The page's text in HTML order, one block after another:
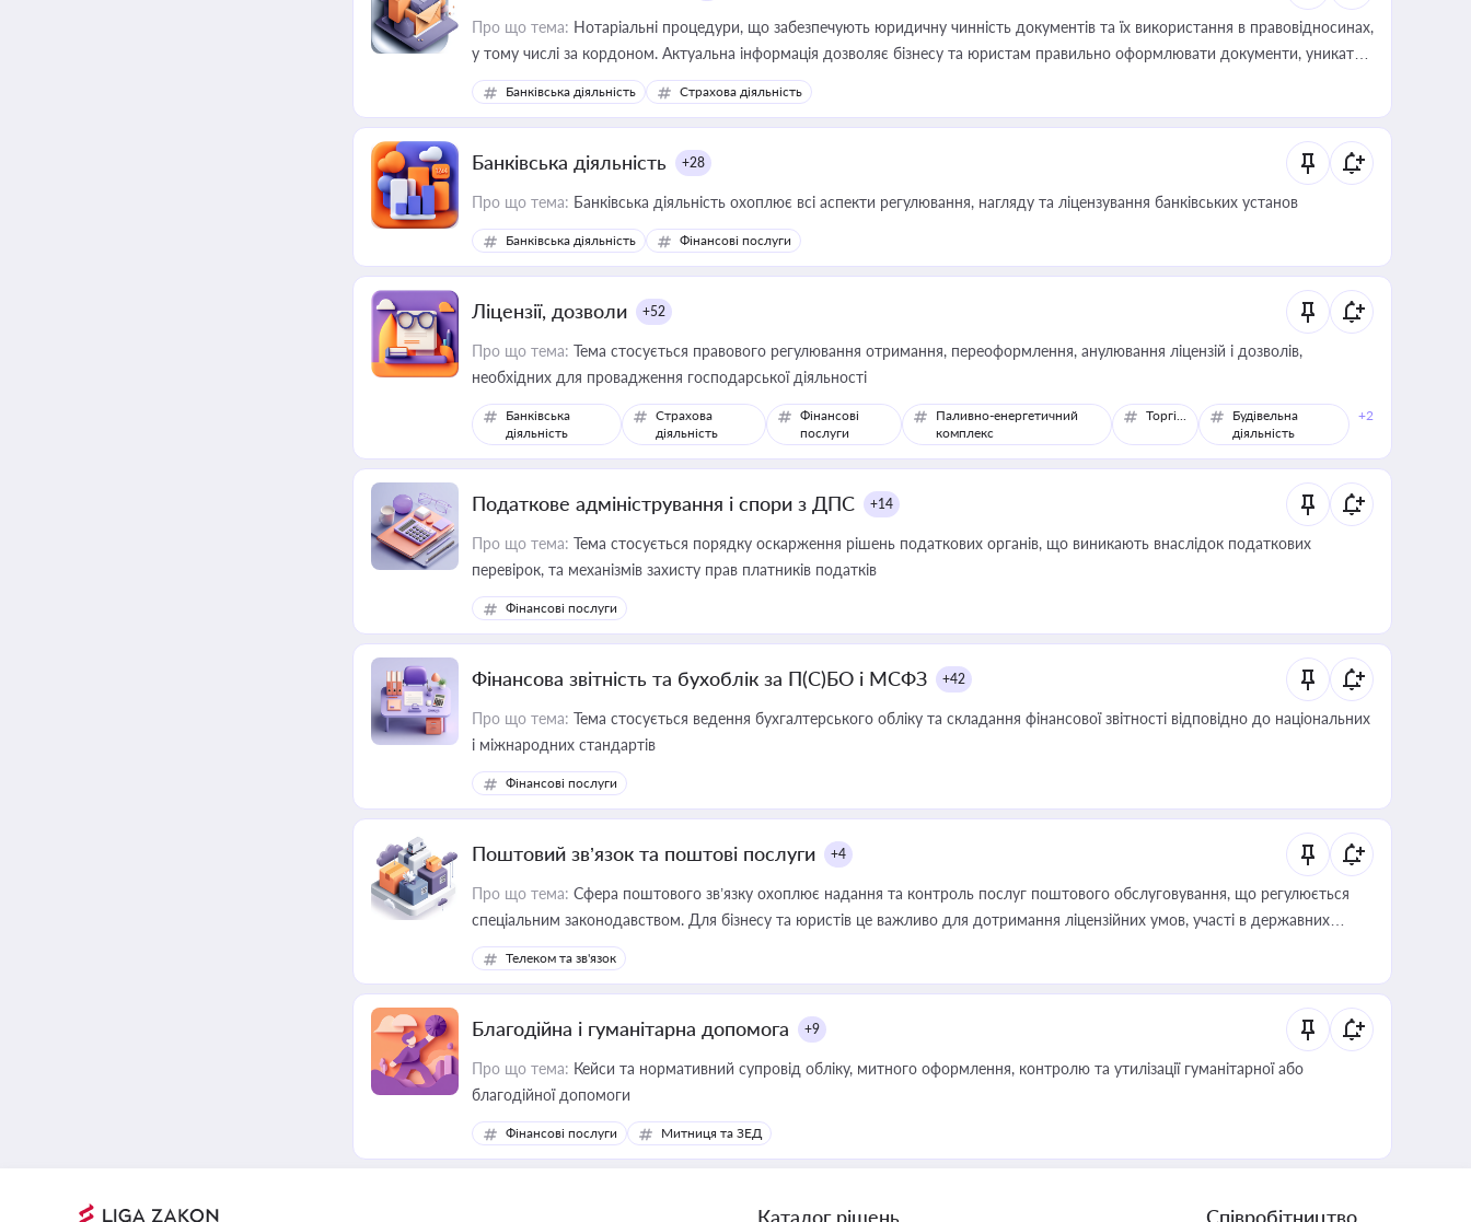
Про що тема: Нотаріальні процедури, що забезпечують юридичну чинність документів та їх використання в правовідносинах,
у тому числі за кордоном. Актуальна інформація дозволяє бізнесу та юристам правильно оформлювати документи, уникати
ризиків недійсності та забезпечувати їх належне прийняття органами влади та контрагентами
Банківська діяльність Страхова діяльність
Банківська діяльність +28
Про що тема: Банківська діяльність охоплює всі аспекти регулювання, нагляду та ліцензування банківських установ
Банківська діяльність Фінансові послуги
Ліцензії, дозволи +52
Про що тема: Тема стосується правового регулювання отримання, переоформлення, анулювання ліцензій і дозволів,
необхідних для провадження господарської діяльності
Банківська
діяльність
Страхова
діяльність
Фінансові
послуги
Паливно-енергетичний
комплекс
Торгівля
Будівельна
діяльність
+2
Податкове адміністрування і спори з ДПС +14
Про що тема: Тема стосується порядку оскарження рішень податкових органів, що виникають внаслідок податкових
перевірок, та механізмів захисту прав платників податків
Фінансові послуги
Фінансова звітність та бухоблік за П(С)БО і МСФЗ +42
Про що тема: Тема стосується ведення бухгалтерського обліку та складання фінансової звітності відповідно до національних
і міжнародних стандартів
Фінансові послуги
Поштовий зв’язок та поштові послуги +4
Про що тема: Сфера поштового зв’язку охоплює надання та контроль послуг поштового обслуговування, що регулюється
спеціальним законодавством. Для бізнесу та юристів це важливо для дотримання ліцензійних умов, участі в державних
реєстрах і забезпечення прав споживачів.
Телеком та зв'язок
Благодійна і гуманітарна допомога +9
Про що тема: Кейси та нормативний супровід обліку, митного оформлення, контролю та утилізації гуманітарної або
благодійної допомоги
Фінансові послуги Митниця та ЗЕД
Каталог рішень Співробітництво